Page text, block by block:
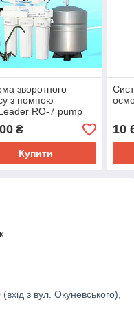
зворотного
з помпою
RO-7 pump
₴
Купити
10
з вул. Окуневського),